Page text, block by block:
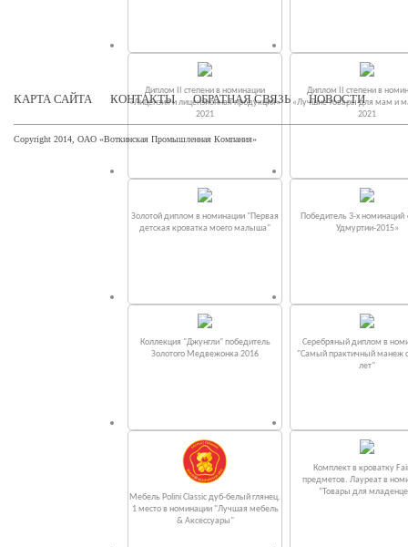
Диплом II степени в номинации
«Лицензия и лицензионная продукция»
2021
Диплом II степени в
«Лучшие товары для мам и
2021
Золотой диплом в номинации "Первая
детская кроватка моего малыша"
Победитель 3-х номинаций
Удмуртии-2015»
Коллекция "Джунгли" победитель
Золотого Медвежонка 2016
Серебряный диплом в
"Самый практичный манеж
лет"
Мебель Polini Classic дуб-белый глянец.
1 место в номинации "Лучшая мебель
& Аксессуары"
Комплект в кроватку
предметов. Лауреат в
“Товары для
КАРТА САЙТА КОНТАКТЫ ОБРАТНАЯ СВЯЗЬ НОВОСТИ
Copyright 2014, ОАО «Воткинская Промышленная Компания»